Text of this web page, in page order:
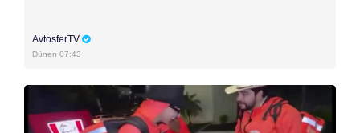
AvtosferTV
Dünən 07:43